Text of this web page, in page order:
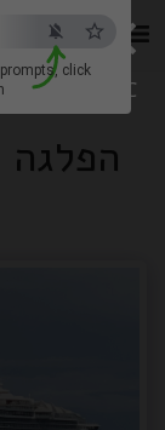
×
ESC
click
הפלגה